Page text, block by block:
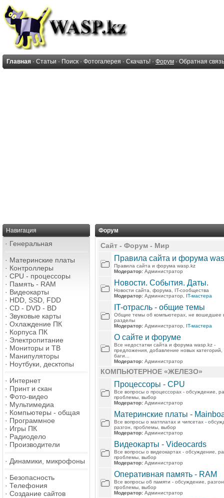
Главная · Статьи · Поиск · Фотогалерея · Скачать! · Форум · Обратная связь
Навигация
· Генеральная
· Материнские платы
· Контроллеры
· CPU - процессоры
· Память - RAM
· Видеокарты
· HDD, SSD, FDD
· CD - DVD - BD
· Звуковые карты
· Охлаждение ПК
· Корпуса ПК
· Электропитание
· Мониторы и ТВ
· Манипуляторы
· Ноутбуки, десктопы
· Интернет
· Принт и скан
· Фото-видео
· Мультимедиа
· Компьютеры - общая
· Программное
· Игры ПК
· Радиодело
· Производители
· Динамики, микрофоны
· Безопасность
· Телефония
· Создание сайтов
Форум
Сайт - Форум - Мир
Правила сайта и форума
Правила сайта и форума wasp.kz
Модератор: Администратор
Новости. События. Даты.
Новости сайта, форума, IT-сообщества
Модератор: Администратор, IT-мастера
IT-отрасль - общие темы
Общие темы об компьютерах, не вошедшее
разделы
Модератор: Администратор, IT-мастера
О сайте и форуме
Все недостатки сайта и форума wasp.kz -
предложения, добавление новых категорий,
баги...
Модератор: Администратор
КОМПЬЮТЕРНОЕ «ЖЕЛЕЗО»
Процессоры - CPU
Все вопросы о процессорах - обсуждение,
проблемы, выбор
Модератор: Администратор
Материнские платы -
Все вопросы о матплатах и чипсетах -
разгон, проблемы, выбор
Модератор: Администратор
Видеокарты - Videocards
Все вопросы о видеокартах - обсуждение,
проблемы, выбор
Модератор: Администратор
Оперативная память - RAM
Все вопросы об памяти - обсуждение,
проблемы, выбор
Модератор: Администратор